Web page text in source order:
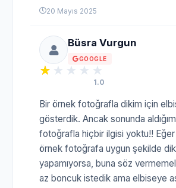
20 Mayıs 2025
Büsra Vurgun
GOOGLE
1.0
Bir örnek fotoğrafla dikim için
gösterdik. Ancak sonunda
fotoğrafla hiçbir ilgisi yoktu!! Eğer
örnek fotoğrafa uygun şekilde
yapamıyorsa, buna söz
az boncuk istedik ama elbiseye